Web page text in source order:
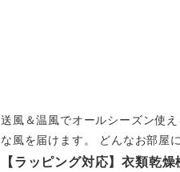
送風＆温風でオールシーズン使
な風を届けます。 どんなお部屋
【ラッピング対応】衣類乾